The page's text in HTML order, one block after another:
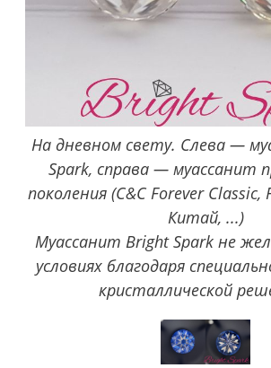
На дневном свету. Слева —
Spark, справа — муассанит
поколения (C&C Forever
Китай, ...)
Муассанит Bright Spark не
условиях благодаря
кристаллической